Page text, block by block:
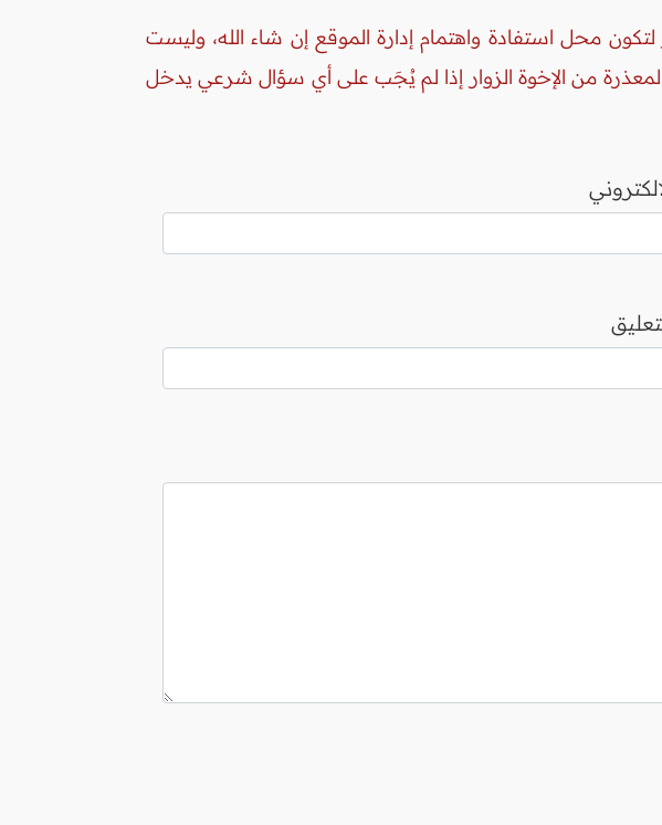
محل استفادة واهتمام إدارة الموقع إن شاء الله، وليست
من الإخوة الزوار إذا لم يُجَب على أي سؤال شرعي يدخل